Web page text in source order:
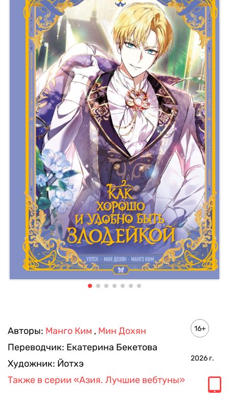
Авторы: Манго Ким , Мин Дохян
Переводчик: Екатерина Бекетова
Художник: Йотхэ
16+
2026 г.
Также в серии «Азия. Лучшие вебтуны»